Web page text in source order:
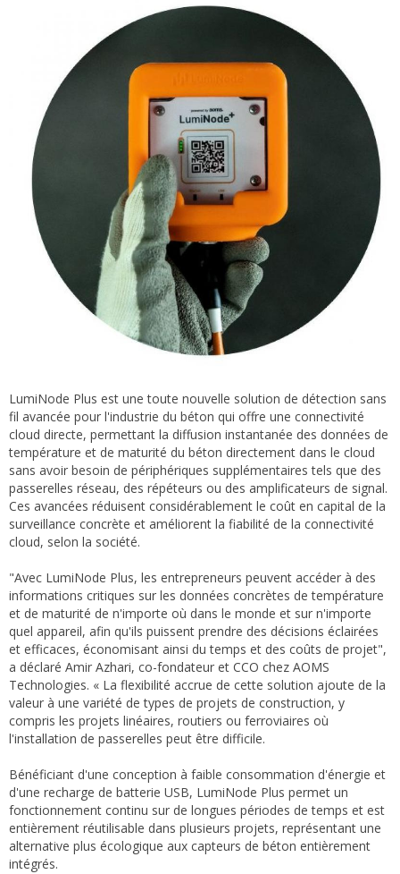
LumiNode Plus est une toute nouvelle solution de détection sans
fil avancée pour l'industrie du béton qui offre une connectivité
cloud directe, permettant la diffusion instantanée des données de
température et de maturité du béton directement dans le cloud
sans avoir besoin de périphériques supplémentaires tels que des
passerelles réseau, des répéteurs ou des amplificateurs de signal.
Ces avancées réduisent considérablement le coût en capital de la
surveillance concrète et améliorent la fiabilité de la connectivité
cloud, selon la société.
"Avec LumiNode Plus, les entrepreneurs peuvent accéder à des
informations critiques sur les données concrètes de température
et de maturité de n'importe où dans le monde et sur n'importe
quel appareil, afin qu'ils puissent prendre des décisions éclairées
et efficaces, économisant ainsi du temps et des coûts de projet",
a déclaré Amir Azhari, co-fondateur et CCO chez AOMS
Technologies. « La flexibilité accrue de cette solution ajoute de la
valeur à une variété de types de projets de construction, y
compris les projets linéaires, routiers ou ferroviaires où
l'installation de passerelles peut être difficile.
Bénéficiant d'une conception à faible consommation d'énergie et
d'une recharge de batterie USB, LumiNode Plus permet un
fonctionnement continu sur de longues périodes de temps et est
entièrement réutilisable dans plusieurs projets, représentant une
alternative plus écologique aux capteurs de béton entièrement
intégrés.